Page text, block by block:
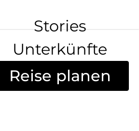
Stories
Unterkünfte
Reise planen